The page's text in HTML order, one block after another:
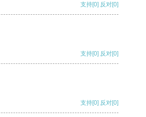
支持[0] 反对[0]
支持[0] 反对[0]
支持[0] 反对[0]